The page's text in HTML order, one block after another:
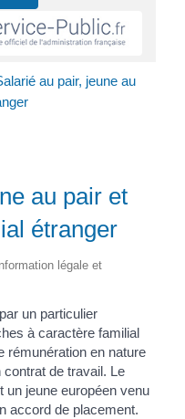
au pair, jeune au
au pair et
étranger
légale et
un particulier
à caractère familial
rémunération en nature
de travail. Le
un jeune européen venu
accord de placement.